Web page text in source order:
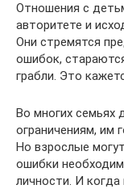
Отношения с
авторитете и
Они стремятся
ошибок,
грабли. Это
Во многих семьях
ограничениям, им
Но взрослые
ошибки
личности. И